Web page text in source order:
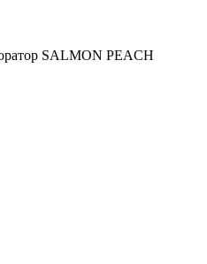
SALMON PEACH